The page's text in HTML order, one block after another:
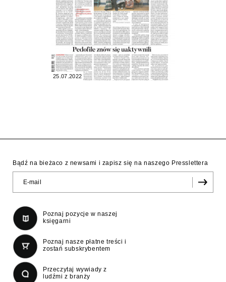
25.07.2022
Bądź na bieżaco z newsami i zapisz się na naszego Presslettera
Poznaj pozycje w naszej
księgarni
Poznaj nasze płatne treści i
zostań subskrybentem
Przeczytaj wywiady z
ludźmi z branży